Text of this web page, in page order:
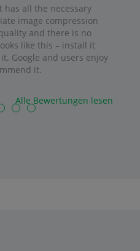
all the necessary
image compression
and there is no
like this – install it
Google and users enjoy
it.
Alle Bewertungen lesen